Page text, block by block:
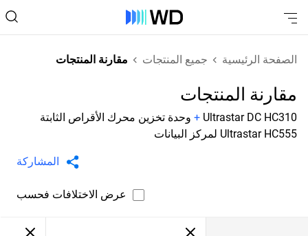
الصفحة الرئيسية جميع المنتجات مقارنة المنتجات
مقارنة المنتجات
Ultrastar DC HC310
+ وحدة تخزين محرك الأقراص الثابتة
Ultrastar HC555 لمركز البيانات
المشاركة
عرض الاختلافات فحسب